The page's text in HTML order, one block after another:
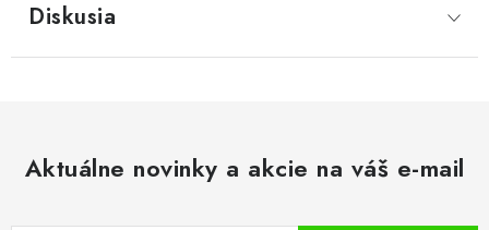
Diskusia
Aktuálne novinky a akcie na váš e-mail